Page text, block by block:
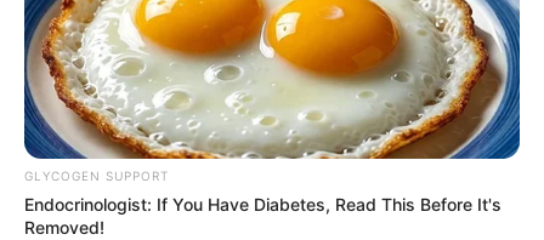
GLYCOGEN SUPPORT
Endocrinologist: If You Have Diabetes, Read This Before It's
Removed!